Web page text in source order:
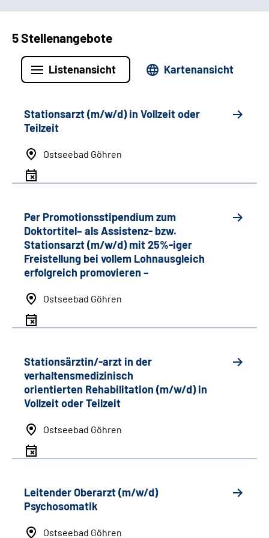
5 Stellenangebote
Listenansicht Kartenansicht
Stationsarzt (m/w/d) in Vollzeit oder
Teilzeit
Ostseebad Göhren
Per Promotionsstipendium zum
Doktortitel– als Assistenz- bzw.
Stationsarzt (m/w/d) mit 25%-iger
Freistellung bei vollem Lohnausgleich
erfolgreich promovieren –
Ostseebad Göhren
Stationsärztin/-arzt in der
verhaltensmedizinisch
orientierten Rehabilitation (m/w/d) in
Vollzeit oder Teilzeit
Ostseebad Göhren
Leitender Oberarzt (m/w/d)
Psychosomatik
Ostseebad Göhren